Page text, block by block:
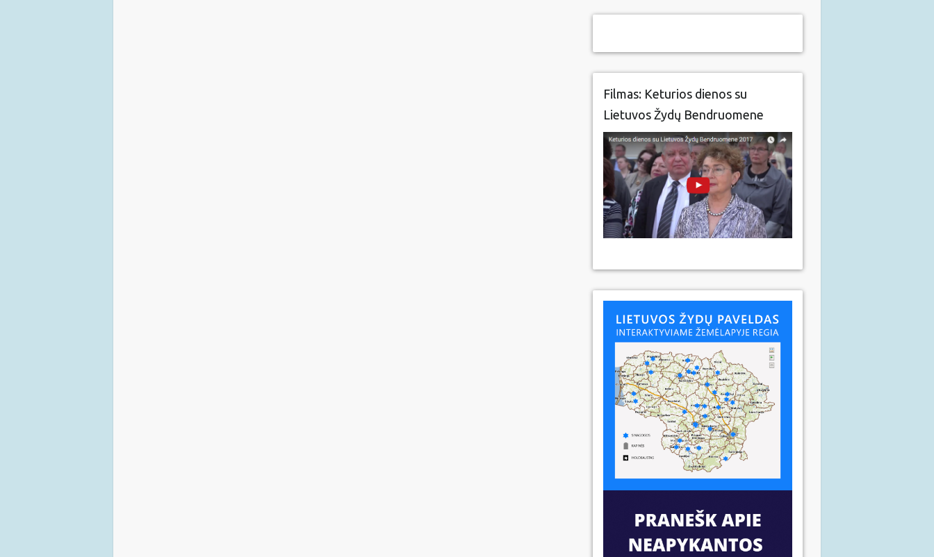
Filmas: Keturios dienos su
Lietuvos Žydų Bendruomene